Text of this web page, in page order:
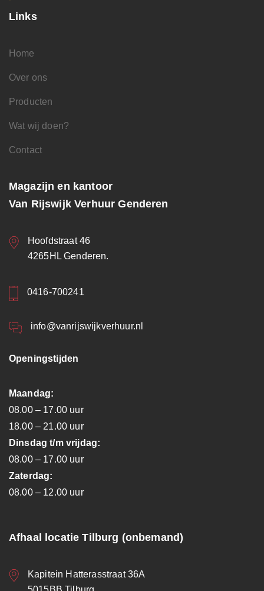
Links
Home
Over ons
Producten
Wat wij doen?
Contact
Magazijn en kantoor
Van Rijswijk Verhuur Genderen
Hoofdstraat 46
4265HL Genderen.
0416-700241
info@vanrijswijkverhuur.nl
Openingstijden
Maandag:
08.00 – 17.00 uur
18.00 – 21.00 uur
Dinsdag t/m vrijdag:
08.00 – 17.00 uur
Zaterdag:
08.00 – 12.00 uur
Afhaal locatie Tilburg (onbemand)
Kapitein Hatterasstraat 36A